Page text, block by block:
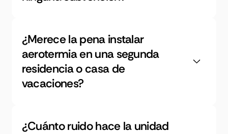
¿Merece la pena instalar
aerotermia en una segunda
residencia o casa de
vacaciones?
¿Cuánto ruido hace la unidad